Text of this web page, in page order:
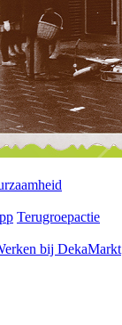
Terugroepactie
bij DekaMarkt